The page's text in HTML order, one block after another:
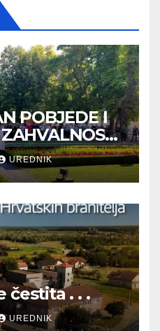
POBJEDE I
UREDNIK
čestita . . .
UREDNIK